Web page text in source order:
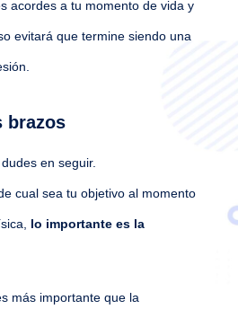
acordes a tu momento de vida y
evitará que termine siendo una
brazos
en seguir.
cual sea tu objetivo al momento
lo importante es la
más importante que la